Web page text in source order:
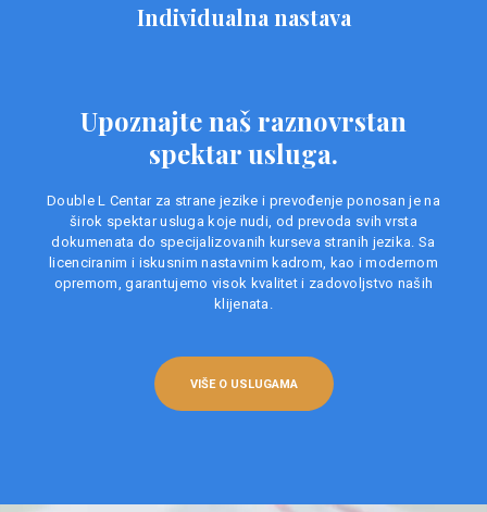
Individualna nastava
Upoznajte naš raznovrstan
spektar usluga.
Double L Centar za strane jezike i prevođenje ponosan je na
širok spektar usluga koje nudi, od prevoda svih vrsta
dokumenata do specijalizovanih kurseva stranih jezika. Sa
licenciranim i iskusnim nastavnim kadrom, kao i modernom
opremom, garantujemo visok kvalitet i zadovoljstvo naših
klijenata.
VIŠE O USLUGAMA